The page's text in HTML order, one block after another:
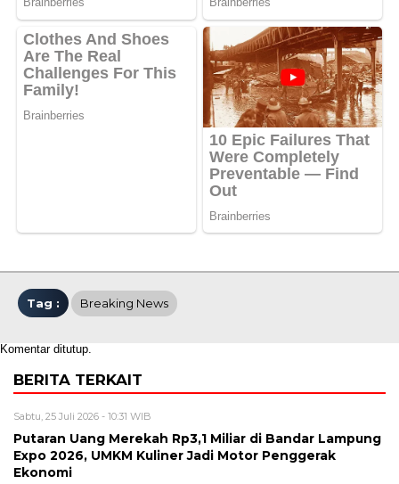
Tag : Breaking News
Komentar ditutup.
BERITA TERKAIT
Sabtu, 25 Juli 2026 - 10:31 WIB
Putaran Uang Merekah Rp3,1 Miliar di Bandar Lampung
Expo 2026, UMKM Kuliner Jadi Motor Penggerak
Ekonomi